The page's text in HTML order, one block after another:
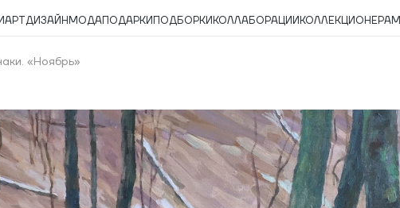
АРТДИЗАЙН МОДАПОДАРКИ ПОДБОРКИ КОЛЛАБОРАЦИИ КОЛЛЕКЦИОНЕРАМ
«Ноябрь»